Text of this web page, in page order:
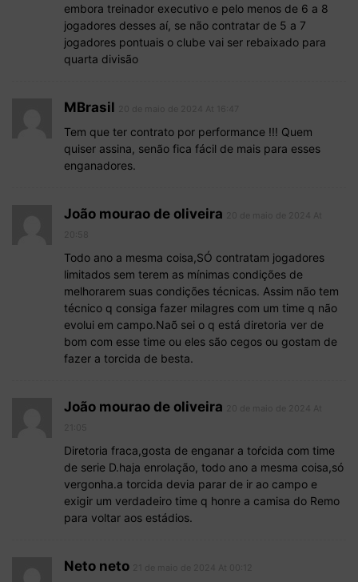
embora treinador executivo e pelo menos de 6 a 8
jogadores desses aí, se não contratar de 5 a 7
jogadores pontuais o clube vai ser rebaixado para
quarta divisão
MBrasil
Tem que ter contrato por performance !!! Quem
quiser assina, senão fica fácil de mais para esses
enganadores.
João mourao de oliveira
Todo ano a mesma coisa,SÓ contratam jogadores
limitados sem terem as mínimas condições de
melhorarem suas condições técnicas. Assim não tem
técnico q consiga fazer milagres com um time q não
evolui em campo.Naõ sei o q está diretoria ver de
bom com esse time ou eles são cegos ou gostam de
fazer a torcida de besta.
João mourao de oliveira
Diretoria fraca,gosta de enganar a toŕcida com time
de serie D.haja enrolação, todo ano a mesma coisa,só
vergonha.a torcida devia parar de ir ao campo e
exigir um verdadeiro time q honre a camisa do Remo
para voltar aos estádios.
Neto neto